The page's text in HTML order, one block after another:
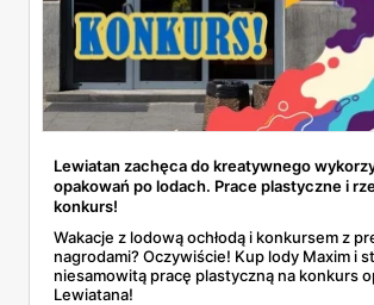
Lewiatan zachęca do kreatywnego
opakowań po lodach. Prace plastyczne i
konkurs!
Wakacje z lodową ochłodą i konkursem z
nagrodami? Oczywiście! Kup lody Maxim i
niesamowitą pracę plastyczną na konkurs
Lewiatana!